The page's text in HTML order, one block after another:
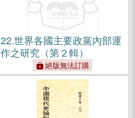
22.世界各國主要政黨內部運
作之研究（第２輯）
絕版無法訂購